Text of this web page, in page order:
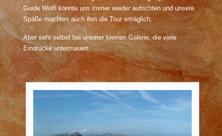
Guide Wolfi konnte uns immer wieder aufrichten und unsere
Späße machten auch ihm die Tour erträglich.
Aber seht selbst bei unserer kleinen Galerie, die viele
Eindrücke untermauert: